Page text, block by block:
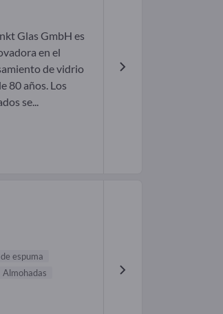
Glas GmbH es
en el
de vidrio
80 años. Los
se...
espuma
Almohadas